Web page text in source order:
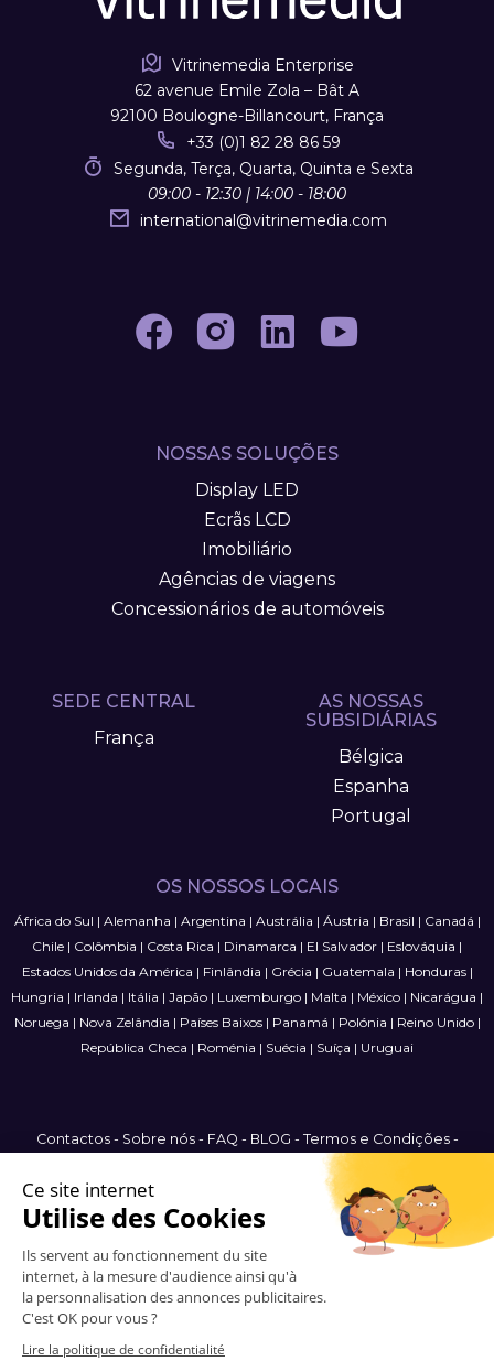
Vitrinemedia Enterprise
62 avenue Emile Zola – Bât A
92100 Boulogne-Billancourt, França
+33 (0)1 82 28 86 59
Segunda, Terça, Quarta, Quinta e Sexta
09:00 - 12:30 | 14:00 - 18:00
international@vitrinemedia.com
NOSSAS SOLUÇÕES
Display LED
Ecrãs LCD
Imobiliário
Agências de viagens
Concessionários de automóveis
SEDE CENTRAL
França
AS NOSSAS
SUBSIDIÁRIAS
Bélgica
Espanha
Portugal
OS NOSSOS LOCAIS
África do Sul | Alemanha | Argentina | Austrália | Áustria | Brasil | Canadá |
Chile | Colômbia | Costa Rica | Dinamarca | El Salvador | Eslováquia |
Estados Unidos da América | Finlândia | Grécia | Guatemala | Honduras|
Hungria | Irlanda | Itália | Japão | Luxemburgo | Malta | México | Nicarágua |
Noruega | Nova Zelândia | Países Baixos| Panamá | Polónia | Reino Unido|
República Checa | Roménia | Suécia | Suíça | Uruguai
Contactos- Sobre nós- FAQ - BLOG - Termos e Condições-
Mapa do Site